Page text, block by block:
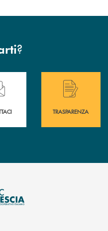
?
. di assistenza immediata?
Hai bisogno di
TRASPARENZA